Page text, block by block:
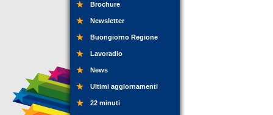
Brochure
Newsletter
Buongiorno Regione
Lavoradio
News
Ultimi aggiornamenti
22 minuti